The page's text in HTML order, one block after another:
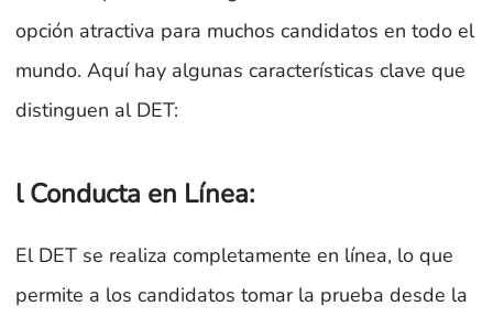
opción atractiva para muchos candidatos en todo el
mundo. Aquí hay algunas características clave que
distinguen al DET:
l Conducta en Línea:
El DET se realiza completamente en línea, lo que
permite a los candidatos tomar la prueba desde la